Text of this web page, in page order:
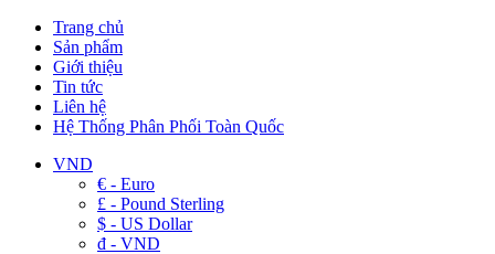
Trang chủ
Sản phẩm
Giới thiệu
Tin tức
Liên hệ
Hệ Thống Phân Phối Toàn Quốc
VND
€ - Euro
£ - Pound Sterling
$ - US Dollar
đ - VND